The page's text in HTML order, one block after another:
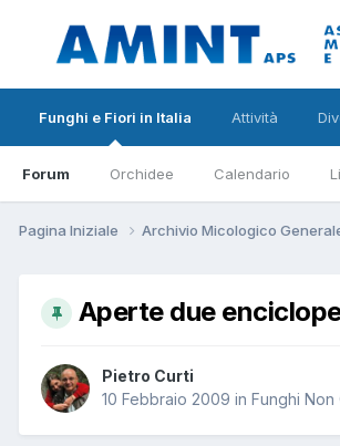
Funghi e Fiori in Italia
Forum Orchidee Calendario
Attività
Pagina Iniziale Archivio Micologico
Aperte due
Pietro Curti
10 Febbraio 2009 in Funghi Non